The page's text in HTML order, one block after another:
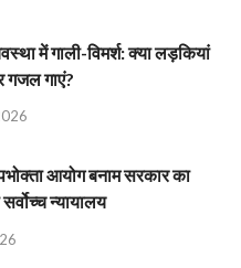
में गाली-विमर्श: क्या लड़कियां
गजल गाएं?
आयोग बनाम सरकार का
न्यायालय